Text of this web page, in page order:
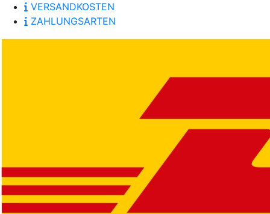
VERSANDKOSTEN
ZAHLUNGSARTEN